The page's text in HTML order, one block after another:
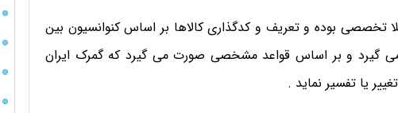
تخصصی بوده و تعریف و کدگذاری کالاها بر اساس کنوانسیون بین
گیرد و بر اساس قواعد مشخصی صورت می گیرد که گمرک ایران
یا تفسیر نماید .